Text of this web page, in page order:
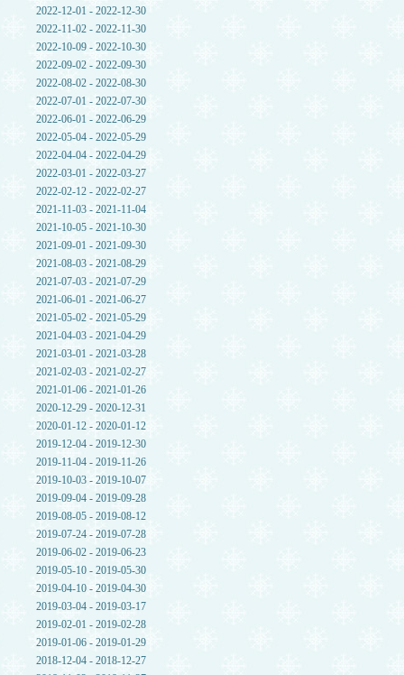
2022-12-01 - 2022-12-30
2022-11-02 - 2022-11-30
2022-10-09 - 2022-10-30
2022-09-02 - 2022-09-30
2022-08-02 - 2022-08-30
2022-07-01 - 2022-07-30
2022-06-01 - 2022-06-29
2022-05-04 - 2022-05-29
2022-04-04 - 2022-04-29
2022-03-01 - 2022-03-27
2022-02-12 - 2022-02-27
2021-11-03 - 2021-11-04
2021-10-05 - 2021-10-30
2021-09-01 - 2021-09-30
2021-08-03 - 2021-08-29
2021-07-03 - 2021-07-29
2021-06-01 - 2021-06-27
2021-05-02 - 2021-05-29
2021-04-03 - 2021-04-29
2021-03-01 - 2021-03-28
2021-02-03 - 2021-02-27
2021-01-06 - 2021-01-26
2020-12-29 - 2020-12-31
2020-01-12 - 2020-01-12
2019-12-04 - 2019-12-30
2019-11-04 - 2019-11-26
2019-10-03 - 2019-10-07
2019-09-04 - 2019-09-28
2019-08-05 - 2019-08-12
2019-07-24 - 2019-07-28
2019-06-02 - 2019-06-23
2019-05-10 - 2019-05-30
2019-04-10 - 2019-04-30
2019-03-04 - 2019-03-17
2019-02-01 - 2019-02-28
2019-01-06 - 2019-01-29
2018-12-04 - 2018-12-27